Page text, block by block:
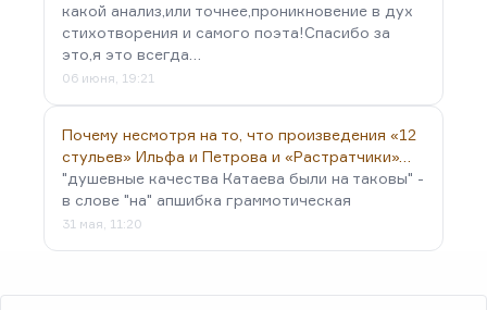
какой анализ,или точнее,проникновение в дух
стихотворения и самого поэта!Спасибо за
это,я это всегда…
06 июня, 19:21
Почему несмотря на то, что произведения «12
стульев» Ильфа и Петрова и «Растратчики»…
"душевные качества Катаева были на таковы" -
в слове "на" апшибка граммотическая
31 мая, 11:20